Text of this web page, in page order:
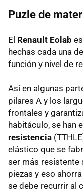
Puzle de
El Renault Eolab
hechas cada una
función y nivel de
Así en algunas
pilares A y los
frontales y
habitáculo, se han
resistencia
elástico que se
ser más resistente
piezas y eso
se debe recurrir al